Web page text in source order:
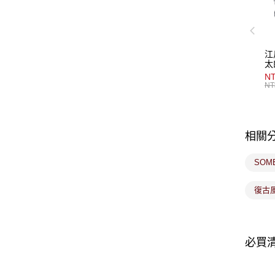
江
太
相關
復古
必買